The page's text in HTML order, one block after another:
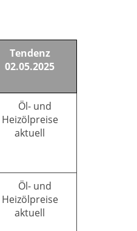
Tendenz
02.05.2025